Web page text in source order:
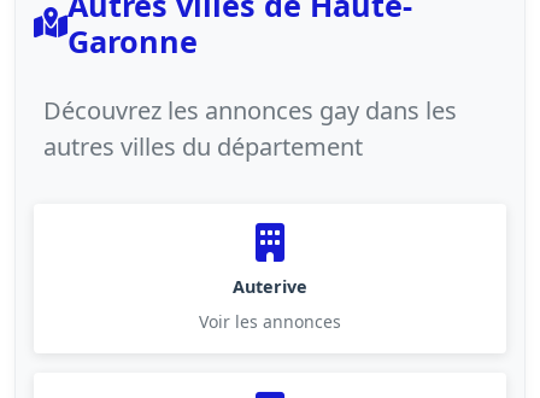
Garonne
Découvrez les annonces gay dans les
autres villes du département
Auterive
Voir les annonces